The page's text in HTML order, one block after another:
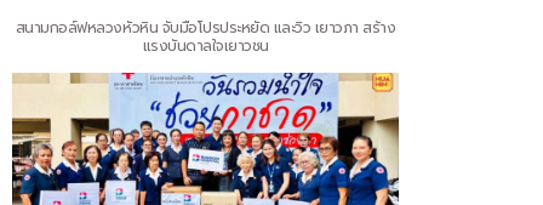
สนามกอล์ฟหลวงหัวหิน จับมือโปรประหยัด และวิว เยาวภา สร้าง
แรงบันดาลใจเยาวชน